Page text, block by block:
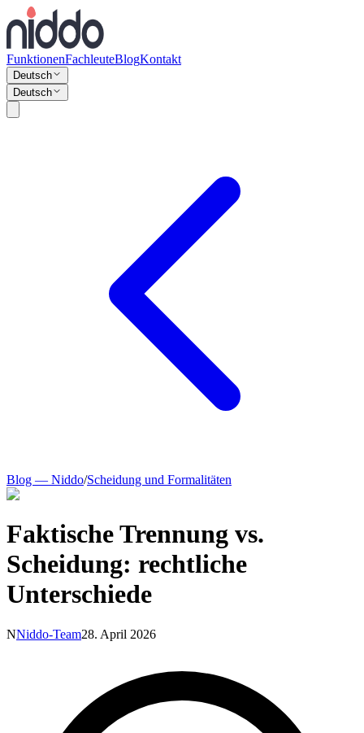
FunktionenFachleuteBlogKontakt
Deutsch
Deutsch
Blog — Niddo/Scheidung und Formalitäten
Faktische Trennung vs.
Scheidung: rechtliche
Unterschiede
NNiddo-Team28. April 2026